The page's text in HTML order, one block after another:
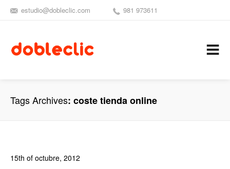
estudio@dobleclic.com 981 973611
Tags Archives coste tienda online
15th of octubre, 2012